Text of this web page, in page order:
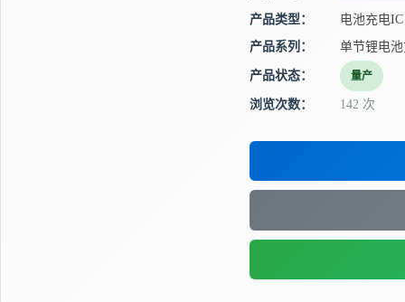
产品类型：
电池充电IC
产品系列：
单节锂电
产品状态： 量产
浏览次数： 142 次